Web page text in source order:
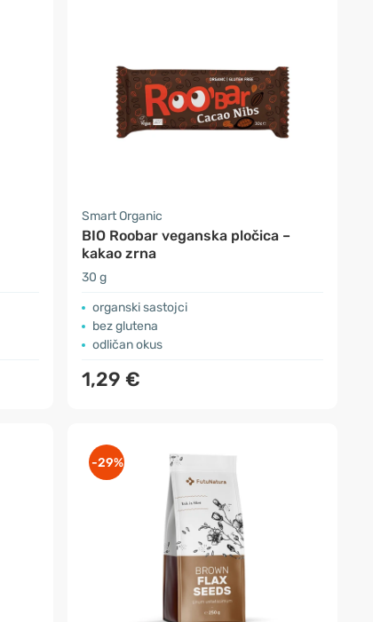
Smart Organic
BIO Roobar veganska pločica –
kakao zrna
30 g
organski sastojci
bez glutena
odličan okus
1,29 €
-29%